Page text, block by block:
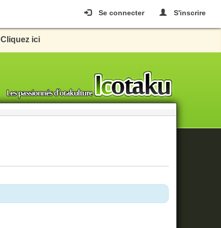
Se connecter S'inscrire
Cliquez ici